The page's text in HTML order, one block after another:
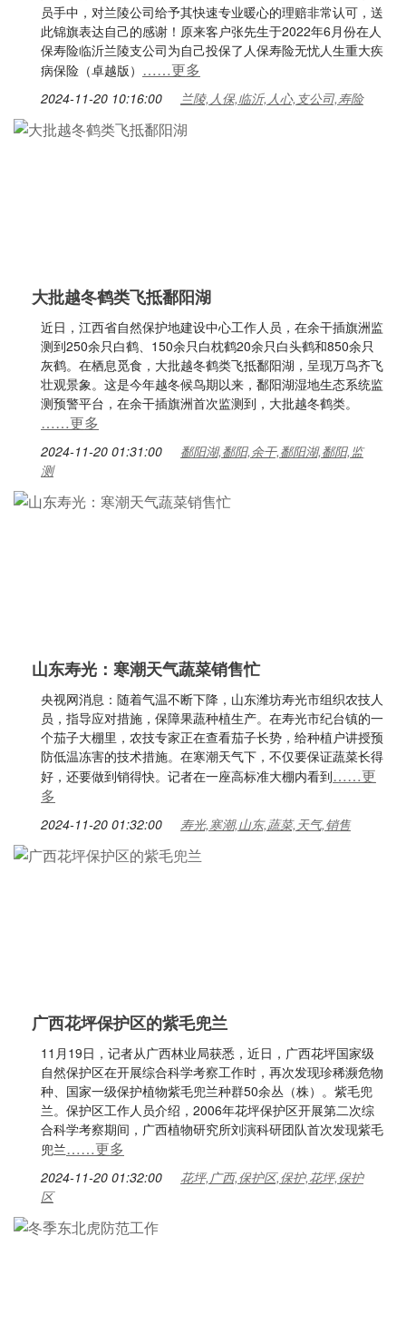
员手中，对兰陵公司给予其快速专业暖心的理赔非常认可，送
此锦旗表达自己的感谢！原来客户张先生于2022年6月份在人
保寿险临沂兰陵支公司为自己投保了人保寿险无忧人生重大疾
病保险（卓越版） ……更多
2024-11-20 10:16:00 兰陵,人保,临沂,人心,支公司,寿险
大批越冬鹤类飞抵鄱阳湖
近日，江西省自然保护地建设中心工作人员，在余干插旗洲监
测到250余只白鹤、150余只白枕鹤20余只白头鹤和850余只
灰鹤。在栖息觅食，大批越冬鹤类飞抵鄱阳湖，呈现万鸟齐飞
壮观景象。这是今年越冬候鸟期以来，鄱阳湖湿地生态系统监
测预警平台，在余干插旗洲首次监测到，大批越冬鹤类。
……更多
2024-11-20 01:31:00
鄱阳湖,鄱阳,余干,鄱阳湖,鄱阳,监
测
山东寿光：寒潮天气蔬菜销售忙
央视网消息：随着气温不断下降，山东潍坊寿光市组织农技人
员，指导应对措施，保障果蔬种植生产。在寿光市纪台镇的一
个茄子大棚里，农技专家正在查看茄子长势，给种植户讲授预
防低温冻害的技术措施。在寒潮天气下，不仅要保证蔬菜长得
好，还要做到销得快。记者在一座高标准大棚内看到……更
多
2024-11-20 01:32:00 寿光,寒潮,山东,蔬菜,天气,销售
广西花坪保护区的紫毛兜兰
11月19日，记者从广西林业局获悉，近日，广西花坪国家级
自然保护区在开展综合科学考察工作时，再次发现珍稀濒危物
种、国家一级保护植物紫毛兜兰种群50余丛（株）。紫毛兜
兰。保护区工作人员介绍，2006年花坪保护区开展第二次综
合科学考察期间，广西植物研究所刘演科研团队首次发现紫毛
兜兰……更多
2024-11-20 01:32:00
花坪,广西,保护区,保护,花坪,保护
区